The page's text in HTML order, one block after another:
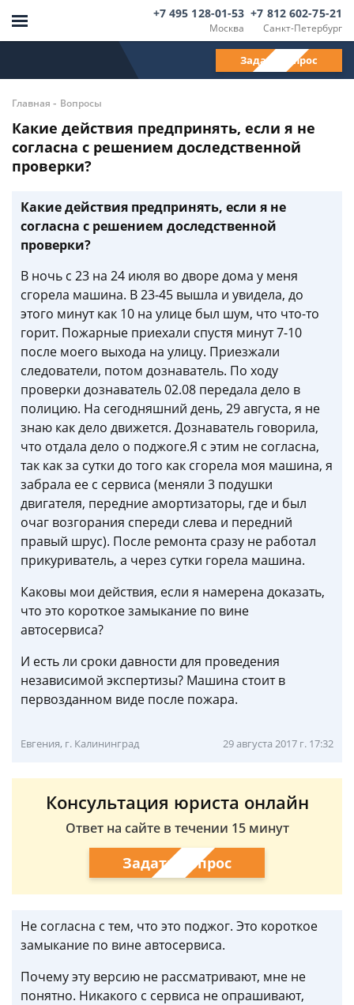
Москва
+7 495 128-01-53
Санкт-Петербург
+7 812 602-75-21
Задать вопрос
Главная - Вопросы
Какие действия предпринять, если я не
согласна с решением доследственной
проверки?
Какие действия предпринять, если я не
согласна с решением доследственной
проверки?
В ночь с 23 на 24 июля во дворе дома у меня
сгорела машина. В 23-45 вышла и увидела, до
этого минут как 10 на улице был шум, что что-то
горит. Пожарные приехали спустя минут 7-10
после моего выхода на улицу. Приезжали
следователи, потом дознаватель. По ходу
проверки дознаватель 02.08 передала дело в
полицию. На сегодняшний день, 29 августа, я не
знаю как дело движется. Дознаватель говорила,
что отдала дело о поджоге.Я с этим не согласна,
так как за сутки до того как сгорела моя машина, я
забрала ее с сервиса (меняли 3 подушки
двигателя, передние амортизаторы, где и был
очаг возгорания спереди слева и передний
правый шрус). После ремонта сразу не работал
прикуриватель, а через сутки горела машина.
Каковы мои действия, если я намерена доказать,
что это короткое замыкание по вине
автосервиса?
И есть ли сроки давности для проведения
независимой экспертизы? Машина стоит в
первозданном виде после пожара.
Евгения, г. Калининград 29 августа 2017 г. 17:32
Консультация юриста онлайн
Ответ на сайте в течении 15 минут
Задать вопрос
Не согласна с тем, что это поджог. Это короткое
замыкание по вине автосервиса.
Почему эту версию не рассматривают, мне не
понятно. Никакого с сервиса не опрашивают,